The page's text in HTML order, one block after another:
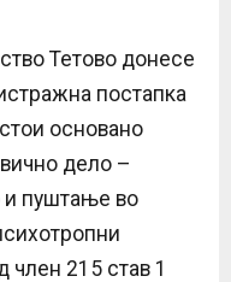
Тетово донесе
постапка
основано
дело –
и пуштање во
член 215 став 1